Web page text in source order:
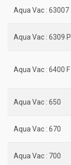
Aqua Vac : 63007
Aqua Vac : 6309 P
Aqua Vac : 6400 F
Aqua Vac : 650
Aqua Vac : 670
Aqua Vac : 700